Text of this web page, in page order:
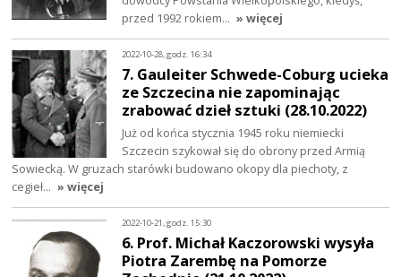
przed 1992 rokiem… » więcej
2022-10-28, godz. 16:34
7. Gauleiter Schwede-Coburg ucieka
ze Szczecina nie zapominając
zrabować dzieł sztuki (28.10.2022)
Już od końca stycznia 1945 roku niemiecki
Szczecin szykował się do obrony przed Armią
Sowiecką. W gruzach starówki budowano okopy dla piechoty, z
cegieł… » więcej
2022-10-21, godz. 15:30
6. Prof. Michał Kaczorowski wysyła
Piotra Zarembę na Pomorze